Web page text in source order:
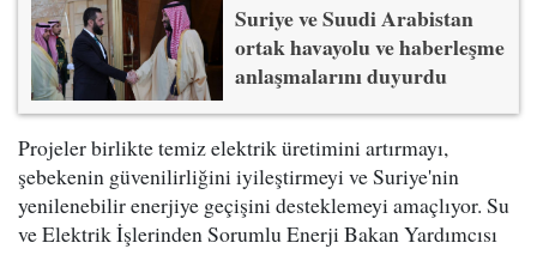
Suriye ve Suudi Arabistan
ortak havayolu ve haberleşme
anlaşmalarını duyurdu
Projeler birlikte temiz elektrik üretimini artırmayı,
şebekenin güvenilirliğini iyileştirmeyi ve Suriye'nin
yenilenebilir enerjiye geçişini desteklemeyi amaçlıyor. Su
ve Elektrik İşlerinden Sorumlu Enerji Bakan Yardımcısı